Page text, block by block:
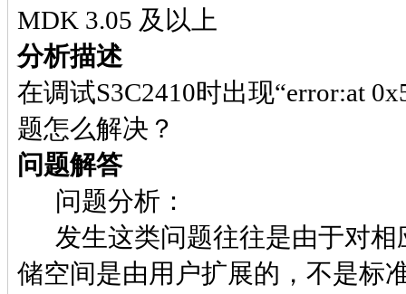
MDK 3.05 及以上
分析描述
在调试S3C2410时出现“error:at
题怎么解决？
问题解答
问题分析：
发生这类问题往往是由于对相
储空间是由用户扩展的，不是标